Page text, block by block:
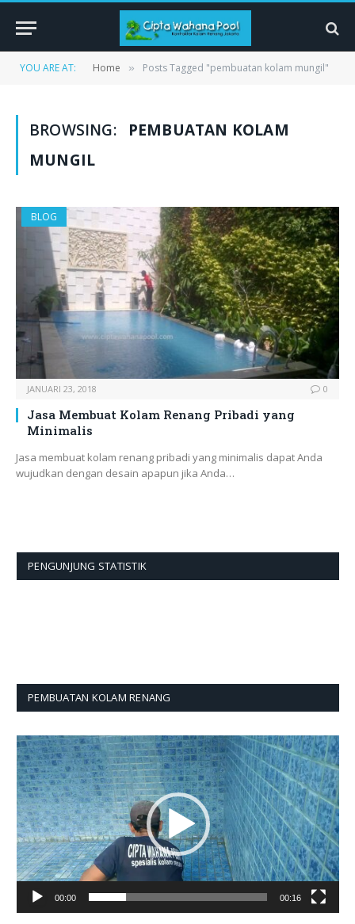
YOU ARE AT: Home » Posts Tagged "pembuatan kolam mungil"
BROWSING:
PEMBUATAN KOLAM
MUNGIL
BLOG
JANUARI 23, 2018 0
Jasa Membuat Kolam Renang Pribadi yang
Minimalis
Jasa membuat kolam renang pribadi yang minimalis dapat Anda
wujudkan dengan desain apapun jika Anda…
PENGUNJUNG STATISTIK
PEMBUATAN KOLAM RENANG
Pemutar
Video
00:00 00:16